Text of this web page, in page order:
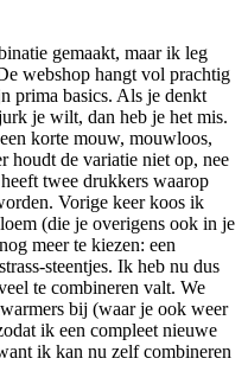
gemaakt, maar ik leg
webshop hangt vol prachtig
prima basics. Als je denkt
je wilt, dan heb je het mis.
korte mouw, mouwloos,
de variatie niet op, nee
twee drukkers waarop
Vorige keer koos ik
(die je overigens ook in je
meer te kiezen: een
steentjes. Ik heb nu dus
te combineren valt. We
bij (waar je ook weer
ik een compleet nieuwe
ik kan nu zelf combineren